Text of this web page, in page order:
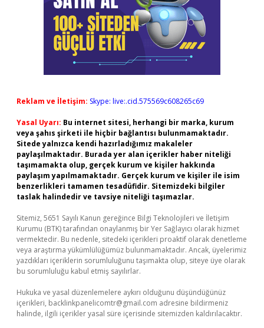
Reklam ve İletişim: Skype: live:.cid.575569c608265c69
Yasal Uyarı: Bu internet sitesi, herhangi bir marka, kurum
veya şahıs şirketi ile hiçbir bağlantısı bulunmamaktadır.
Sitede yalnızca kendi hazırladığımız makaleler
paylaşılmaktadır. Burada yer alan içerikler haber niteliği
taşımamakta olup, gerçek kurum ve kişiler hakkında
paylaşım yapılmamaktadır. Gerçek kurum ve kişiler ile isim
benzerlikleri tamamen tesadüfidir. Sitemizdeki bilgiler
taslak halindedir ve tavsiye niteliği taşımazlar.
Sitemiz, 5651 Sayılı Kanun gereğince Bilgi Teknolojileri ve İletişim
Kurumu (BTK) tarafından onaylanmış bir Yer Sağlayıcı olarak hizmet
vermektedir. Bu nedenle, sitedeki içerikleri proaktif olarak denetleme
veya araştırma yükümlülüğümüz bulunmamaktadır. Ancak, üyelerimiz
yazdıkları içeriklerin sorumluluğunu taşımakta olup, siteye üye olarak
bu sorumluluğu kabul etmiş sayılırlar.
Hukuka ve yasal düzenlemelere aykırı olduğunu düşündüğünüz
içerikleri, backlinkpanelicomtr@gmail.com adresine bildirmeniz
halinde, ilgili içerikler yasal süre içerisinde sitemizden kaldırılacaktır.